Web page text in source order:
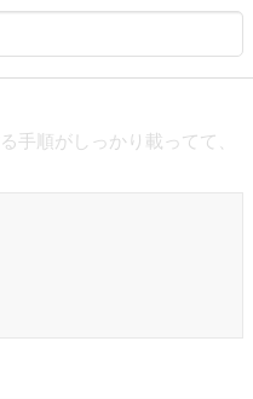
手順がしっかり載ってて、